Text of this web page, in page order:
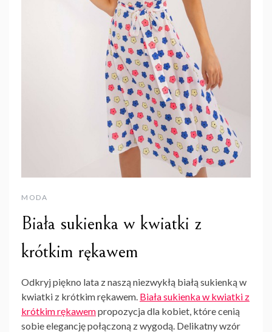
MODA
Biała sukienka w kwiatki z
krótkim rękawem
Odkryj piękno lata z naszą niezwykłą białą sukienką w
kwiatki z krótkim rękawem. Biała sukienka w kwiatki z
krótkim rękawempropozycja dla kobiet, które cenią
sobie elegancję połączoną z wygodą. Delikatny wzór